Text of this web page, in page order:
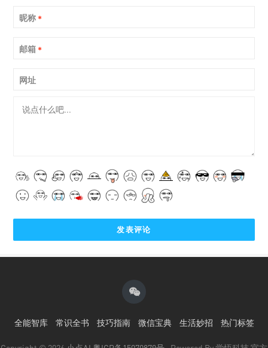
昵称 *
邮箱 *
网址
全能智库 常识全书 技巧指南 微信宝典 生活妙招 热门标签